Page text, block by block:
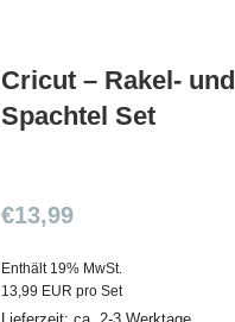
Cricut – Rakel- und
Spachtel Set
€13,99
Enthält 19% MwSt.
13,99 EUR pro Set